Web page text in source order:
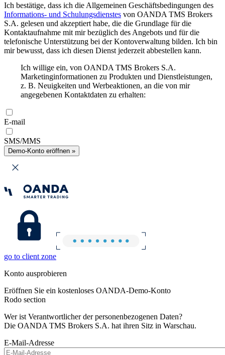
Ich bestätige, dass ich die Allgemeinen Geschäftsbedingungen des
Informations- und Schulungsdienstes von OANDA TMS Brokers
S.A. gelesen und akzeptiert habe, die die Grundlage für die
Kontaktaufnahme mit mir bezüglich des Angebots und für die
telefonische Unterstützung bei der Kontoverwaltung bilden. Ich bin
mir bewusst, dass ich diesen Dienst jederzeit abbestellen kann.
Ich willige ein, von OANDA TMS Brokers S.A.
Marketinginformationen zu Produkten und Dienstleistungen,
z. B. Neuigkeiten und Werbeaktionen, an die von mir
angegebenen Kontaktdaten zu erhalten:
E-mail
SMS/MMS
Demo-Konto eröffnen »
go to client zone
Konto ausprobieren
Eröffnen Sie ein kostenloses OANDA-Demo-Konto
Rodo section
Wer ist Verantwortlicher der personenbezogenen Daten?
Die OANDA TMS Brokers S.A. hat ihren Sitz in Warschau.
E-Mail-Adresse